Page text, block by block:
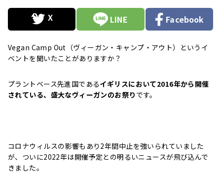
LINE Facebook
Vegan Camp Out（ヴィーガン・キャンプ・アウト）というイ
ベントを聞いたことがありますか？
プラントベース先進国であるイギリスにおいて2016年から開催
されている、盛大なヴィーガンのお祭り です。
コロナウィルスの影響もあり2年間中止を強いられていました
が、ついに2022年は開催予定との明るいニュースが飛び込んで
きました。